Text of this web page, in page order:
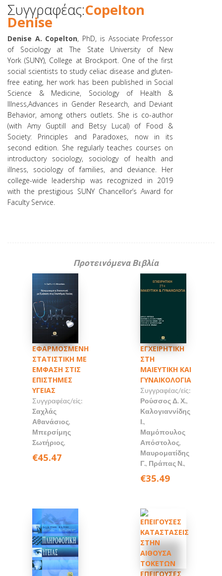
Συγγραφέας:Copelton
Denise
Denise A. Copelton, PhD, is Associate Professor
of Sociology at The State University of New
York (SUNY), College at Brockport. One of the first
social scientists to study celiac disease and gluten-
free eating, her work has been published in Social
Science & Medicine, Sociology of Health &
Illness,Advances in Gender Research, and Deviant
Behavior, among others outlets. She is co-author
(with Amy Guptill and Betsy Lucal) of Food &
Society: Principles and Paradoxes, now in its
second edition. She regularly teaches courses on
introductory sociology, sociology of health and
illness, sociology of families, and deviance. Her
college-wide leadership was recognized in 2019
with the prestigious SUNY Chancellor’s Award for
Faculty Service.
Προτεινόμενα Βιβλία
ΕΦΑΡΜΟΣΜΕΝΗ
ΣΤΑΤΙΣΤΙΚΗ ΜΕ
ΕΜΦΑΣΗ ΣΤΙΣ
ΕΠΙΣΤΗΜΕΣ
ΥΓΕΙΑΣ
Συγγραφέας/είς:
Σαχλάς
Αθανάσιος,
Μπερσίμης
Σωτήριος,
€45.47
ΕΓΧΕΙΡΗΤΙΚΗ
ΣΤΗ
ΜΑΙΕΥΤΙΚΗ ΚΑΙ
ΓΥΝΑΙΚΟΛΟΓΙΑ
Συγγραφέας/είς:
Ρούσσος Δ. Χ.,
Καλογιαννίδης
Ι.,
Μαμόπουλος
Απόστολος,
Μαυροματίδης
Γ., Πράπας Ν.,
€35.49
ΕΠΕΙΓΟΥΣΕΣ